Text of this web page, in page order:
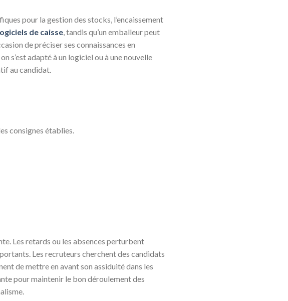
pour la gestion des stocks, l’encaissement
de caisse, tandis qu’un emballeur peut
de préciser ses connaissances en
s’est adapté à un logiciel ou à une nouvelle
au candidat.
consignes établies.
Les retards ou les absences perturbent
Les recruteurs cherchent des candidats
de mettre en avant son assiduité dans les
pour maintenir le bon déroulement des